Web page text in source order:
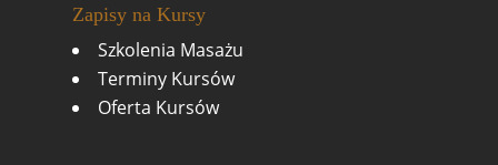
Zapisy na Kursy
Szkolenia Masażu
Terminy Kursów
Oferta Kursów